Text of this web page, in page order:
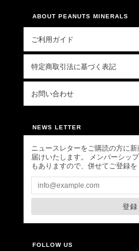
ABOUT PEANUTS MINERALS
ご利用ガイド
特定商取引法に基づく表記
お問い合わせ
NEWS LETTER
ニュースレターをご購読の方に
届けいたします。 メンバーシッ
もありますので、併せてご登録を
登録
FOLLOW US